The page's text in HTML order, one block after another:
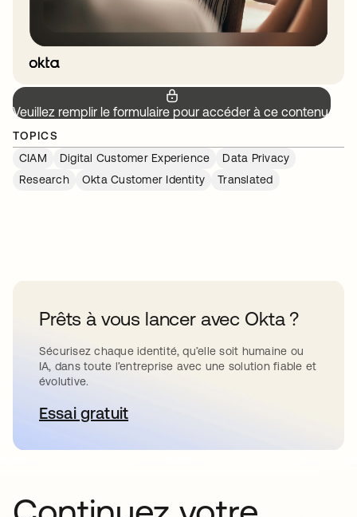
Veuillez remplir le formulaire pour accéder à ce contenu.
TOPICS
CIAM
Digital Customer Experience
Data Privacy
Research
Okta Customer Identity Translated
Prêts à vous lancer avec Okta ?
Sécurisez chaque identité, qu’elle soit humaine ou
IA, dans toute l’entreprise avec une solution fiable et
évolutive.
Essai gratuits’ouvre dans un nouvel onglet